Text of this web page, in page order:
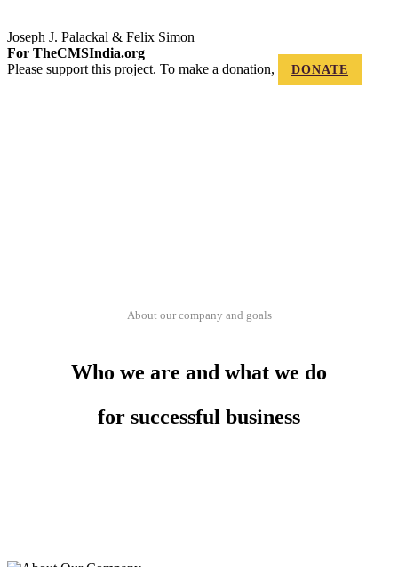
Joseph J. Palackal & Felix Simon
For TheCMSIndia.org
Please support this project. To make a donation,
DONATE
About our company and goals
Who we are and what we do
for successful business